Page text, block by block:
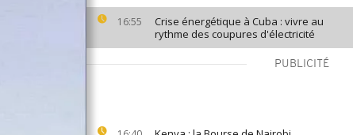
16:55
Crise énergétique à Cuba : vivre au
rythme des coupures d'électricité
PUBLICITÉ